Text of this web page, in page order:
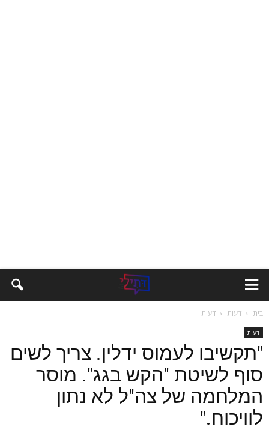
בית דעות דעות
דעות
"תקשיבו לעמוס ידלין. צריך לשים
סוף לשיטת "הקש בגג". מוסר
המלחמה של צה"ל לא נתון
לוויכוח."